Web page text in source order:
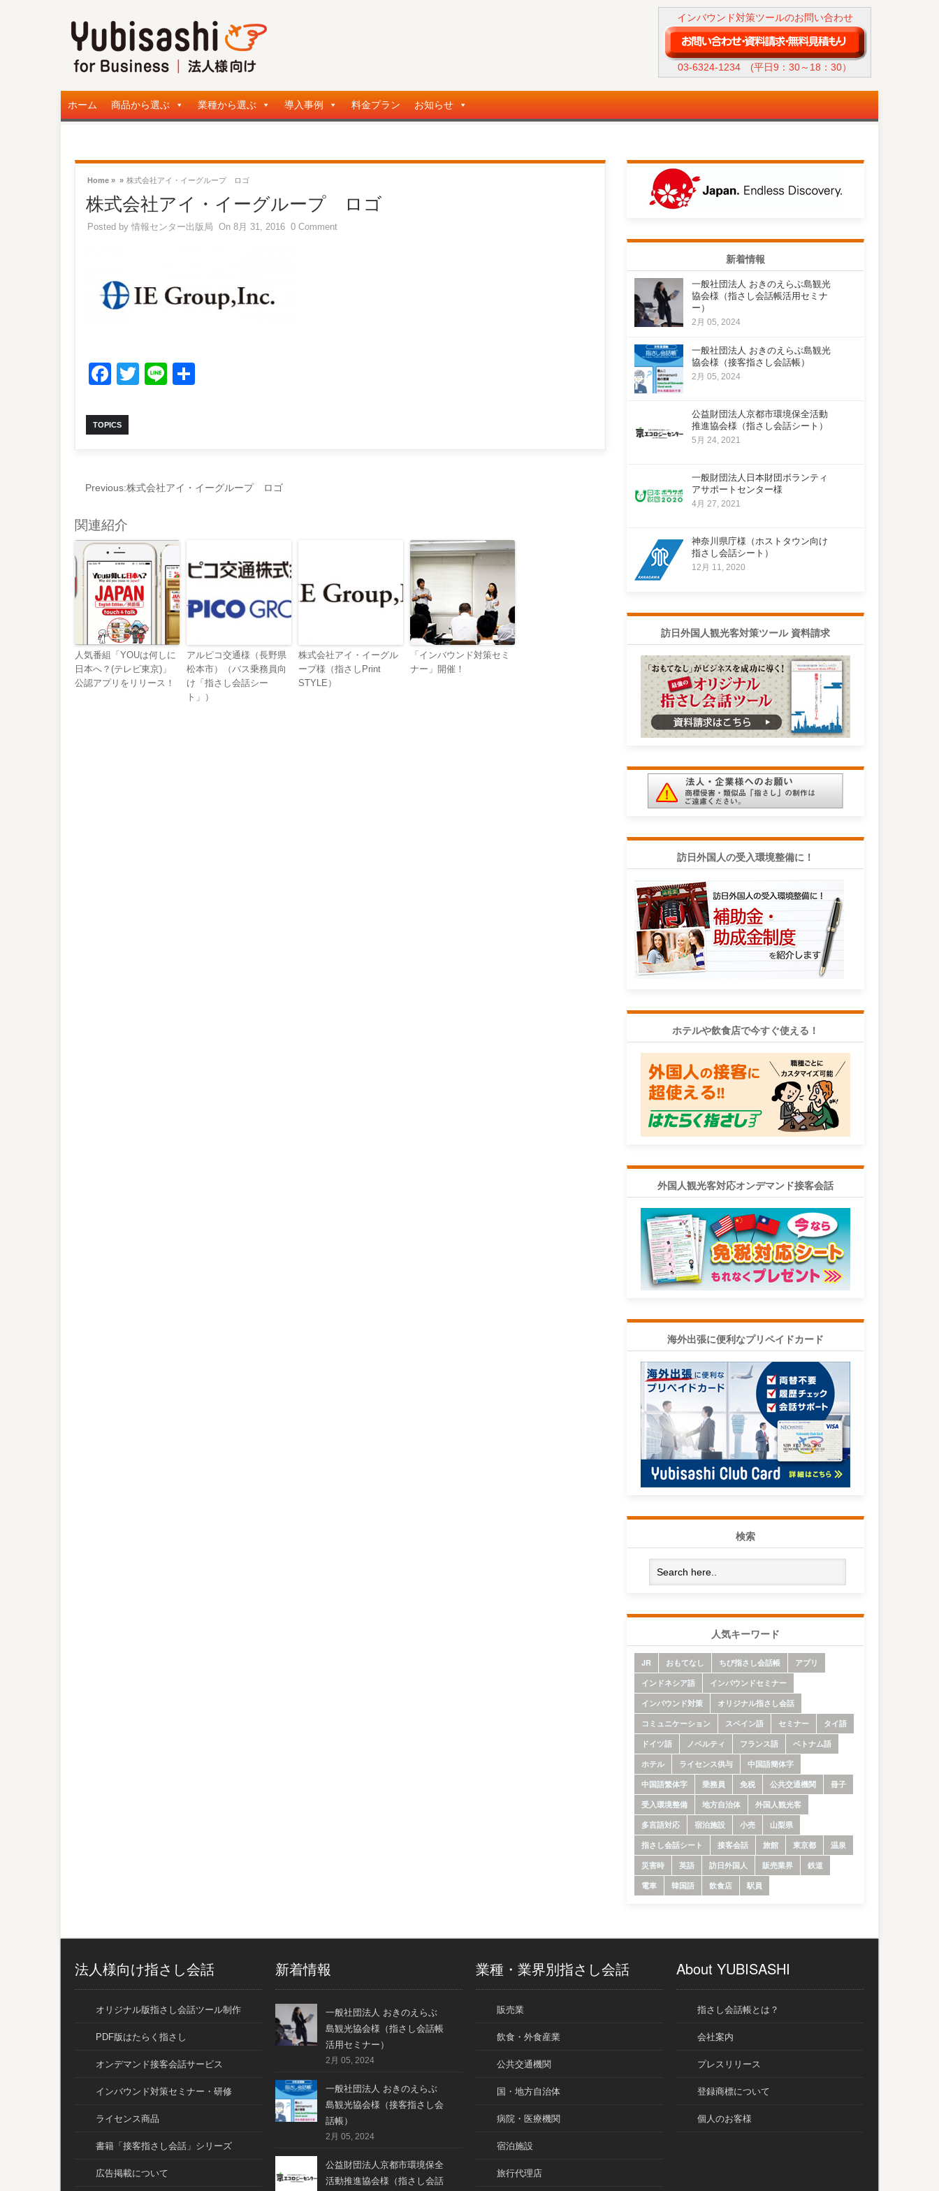
インバウンド対策ツールのお問い合わせ
03-6324-1234 (平日9：30～18：30）
ホーム 商品から選ぶ 業種から選ぶ 導入事例 料金プラン お知らせ
Home » » 株式会社アイ・イーグループ ロゴ
株式会社アイ・イーグループ ロゴ
Posted by 情報センター出版局 On 8月 31, 2016 0 Comment
Facebook
Twitter
Line
TOPICS
Previous:株式会社アイ・イーグループ ロゴ
関連紹介
人気番組「YOUは何しに
日本へ？(テレビ東京)」
公認アプリをリリース！
アルピコ交通様（長野県
松本市）（バス乗務員向
け「指さし会話シー
ト」）
株式会社アイ・イーグル
ープ様（指さしPrint
STYLE）
「インバウンド対策セミ
ナー」開催！
新着情報
一般社団法人 おきのえらぶ島観光
協会様（指さし会話帳活用セミナ
ー）
2月 05, 2024
一般社団法人 おきのえらぶ島観光
協会様（接客指さし会話帳）
2月 05, 2024
公益財団法人京都市環境保全活動
推進協会様（指さし会話シート）
5月 24, 2021
一般財団法人日本財団ボランティ
アサポートセンター様
4月 27, 2021
神奈川県庁様（ホストタウン向け
指さし会話シート）
12月 11, 2020
訪日外国人観光客対策ツール 資料請求
訪日外国人の受入環境整備に！
ホテルや飲食店で今すぐ使える！
外国人観光客対応オンデマンド接客会話
海外出張に便利なプリペイドカード
検索
人気キーワード
JR おもてなし ちび指さし会話帳
アプリ
インドネシア語
インバウンドセミナー
インバウンド対策
オリジナル指さし会話
コミュニケーション
スペイン語 セミナー
タイ語
ドイツ語
ノベルティ フランス語
ベトナム語
ホテル
ライセンス供与
中国語簡体字
中国語繁体字
乗務員 免税 公共交通機関
冊子
受入環境整備
地方自治体
外国人観光客
多言語対応
宿泊施設 小売
山梨県
指さし会話シート
接客会話 旅館 東京都
温泉
災害時
英語 訪日外国人 販売業界
鉄道
電車
韓国語 飲食店 駅員
法人様向け指さし会話
オリジナル版指さし会話ツール制作
PDF版はたらく指さし
オンデマンド接客会話サービス
インバウンド対策セミナー・研修
ライセンス商品
書籍「接客指さし会話」シリーズ
広告掲載について
新着情報
一般社団法人 おきのえらぶ
島観光協会様（指さし会話帳
活用セミナー）
2月 05, 2024
一般社団法人 おきのえらぶ
島観光協会様（接客指さし会
話帳）
2月 05, 2024
公益財団法人京都市環境保全
活動推進協会様（指さし会話
業種・業界別指さし会話
販売業
飲食・外食産業
公共交通機関
国・地方自治体
病院・医療機関
宿泊施設
旅行代理店
About YUBISASHI
指さし会話帳とは？
会社案内
プレスリリース
登録商標について
個人のお客様